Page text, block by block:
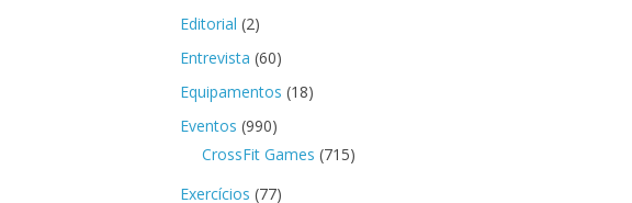
Editorial (2)
Entrevista (60)
Equipamentos (18)
Eventos (990)
CrossFit Games (715)
Exercícios (77)